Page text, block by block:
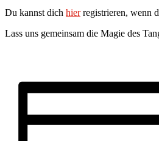
Du kannst dich hierregistrieren, wenn
Lass uns gemeinsam die Magie des